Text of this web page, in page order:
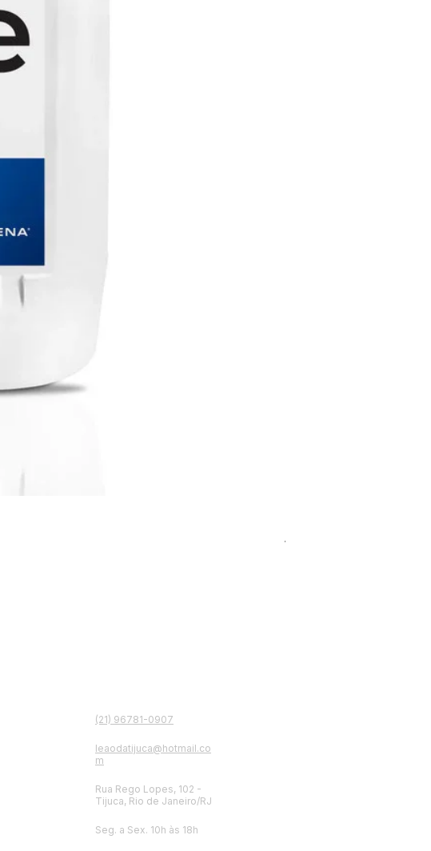
Preço normal
R$ 2.280,00
(21) 96781-0907
leaodatijuca@hotmail.co
m
Rua Rego Lopes, 102 -
Tijuca, Rio de Janeiro/RJ
Seg. a Sex. 10h às 18h